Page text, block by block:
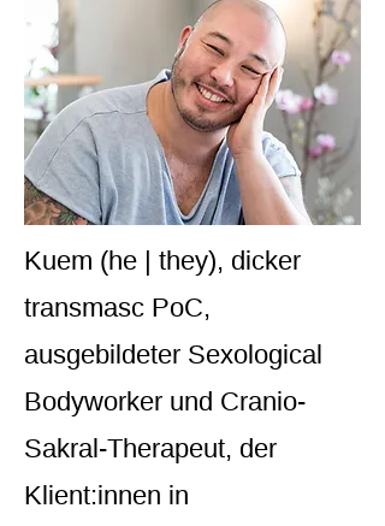
Kuem (he | they), dicker
transmasc PoC,
ausgebildeter Sexological
Bodyworker und Cranio-
Sakral-Therapeut, der
Klient:innen in